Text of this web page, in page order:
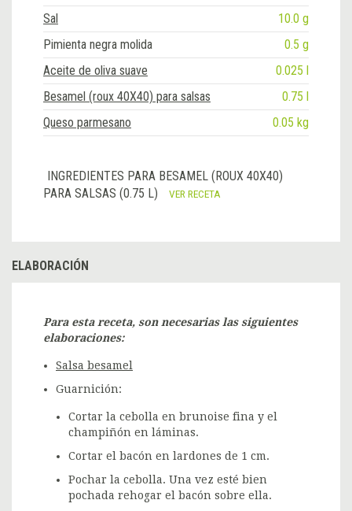
Sal
10.0 g
Pimienta negra molida
0.5 g
Aceite de oliva suave
0.025 l
Besamel (roux 40X40) para salsas
0.75 l
Queso parmesano
0.05 kg
INGREDIENTES PARA BESAMEL (ROUX 40X40)
PARA SALSAS (0.75 L)
VER RECETA
ELABORACIÓN
Para esta receta, son necesarias las siguientes
elaboraciones:
Salsa besamel
Guarnición:
Cortar la cebolla en brunoise fina y el
champiñón en láminas.
Cortar el bacón en lardones de 1 cm.
Pochar la cebolla. Una vez esté bien
pochada rehogar el bacón sobre ella.